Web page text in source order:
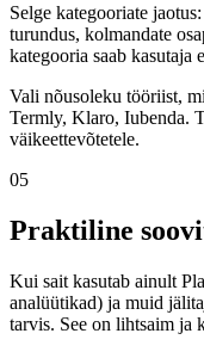
Selge kategooriate
turundus, kolmandate
kategooria saab kasutaja
Vali nõusoleku tööriist,
Termly, Klaro, Iubenda.
väikeettevõtetele.
05
Praktiline
Kui sait kasutab ainult
analüütikad) ja muid
tarvis. See on lihtsaim ja